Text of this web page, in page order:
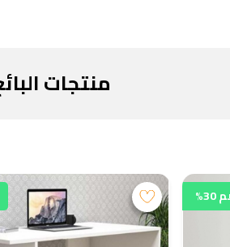
منتجات